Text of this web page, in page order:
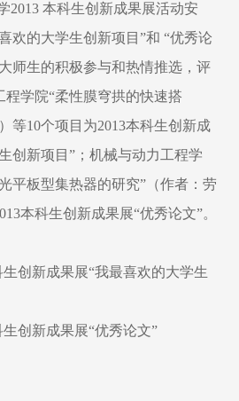
2013 本科生创新成果展活动安
欢的大学生创新项目”和 “优秀论
师生的积极参与和热情推选， 评
学院“柔性膜穹拱的快速搭
等10个项目为2013本科生创新成
创新项目 ”； 机械与动力工程学
平板型集热器的研究”（作者：劳
本科生创新成果展“优秀论文”。
生创新成果展“我最喜欢的大学生
生创新成果展“优秀论文”